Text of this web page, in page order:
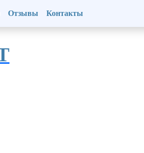
Отзывы Контакты